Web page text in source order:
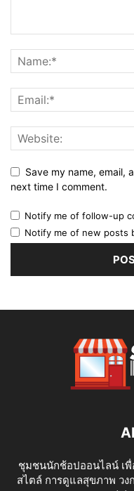
Save my name, email,
next time I comment.
Notify me of follow-up
Notify me of new posts
ชุมชนนักช้อปออนไลน์ เ
สไตล์ การดูแลสุขภาพ วง